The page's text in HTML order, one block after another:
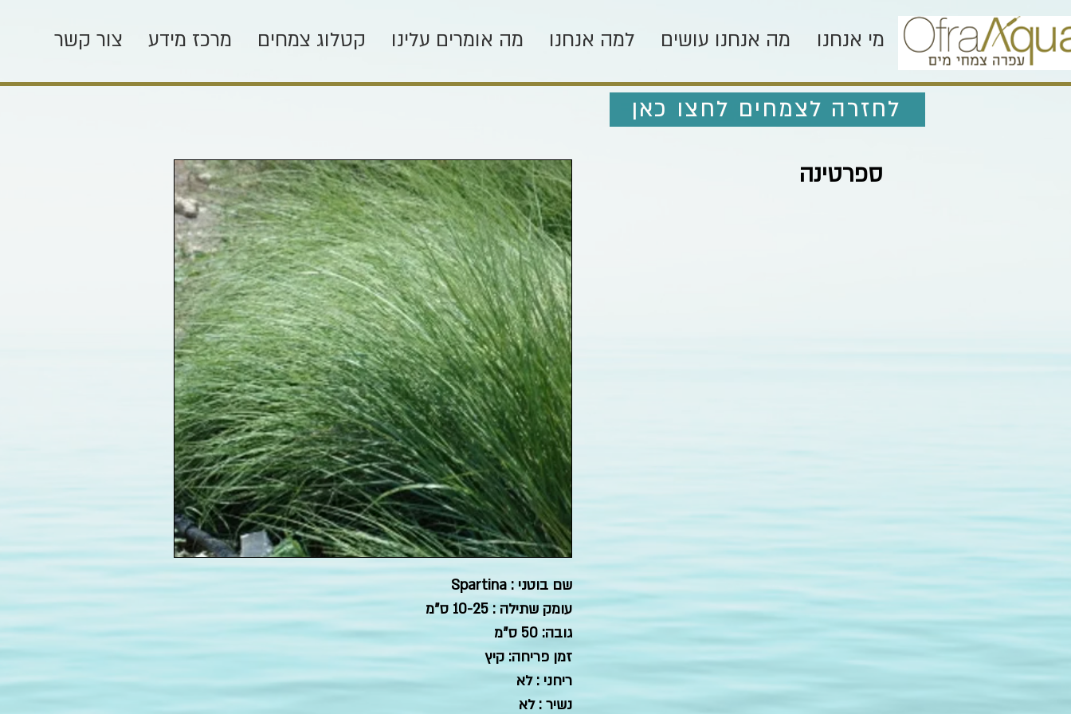
מי אנחנו מה אנחנו עושים למה אנחנו מה אומרים עלינו קטלוג צמחים מרכז מידע צור קשר
לחזרה לצמחים לחצו כאן
שם בוטני : Spartina
עומק שתילה : 10-25 ס"מ
גובה: 50 ס"מ
זמן פריחה: קיץ
ריחני : לא
נשיר : לא
ספרטינה